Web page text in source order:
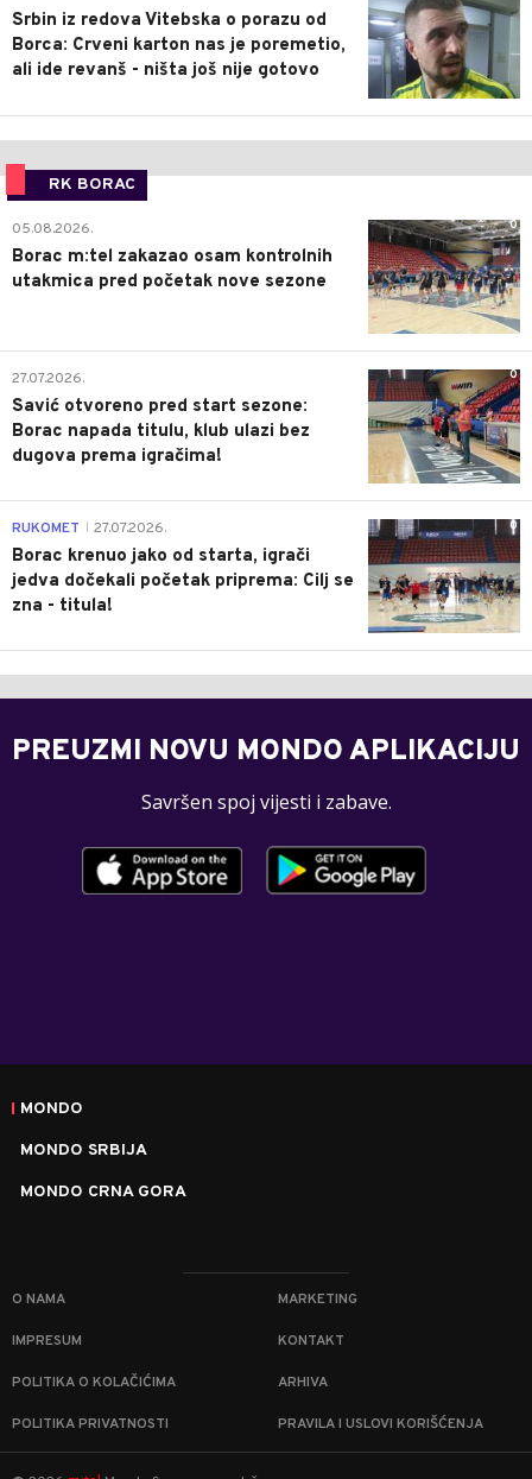
Srbin iz redova Vitebska o porazu od
Borca: Crveni karton nas je poremetio,
ali ide revanš - ništa još nije gotovo
RK BORAC
0
05.08.2026.
Borac m:tel zakazao osam kontrolnih
utakmica pred početak nove sezone
0
27.07.2026.
Savić otvoreno pred start sezone:
Borac napada titulu, klub ulazi bez
dugova prema igračima!
0
RUKOMET 27.07.2026.
Borac krenuo jako od starta, igrači
jedva dočekali početak priprema: Cilj se
zna - titula!
PREUZMI NOVU MONDO APLIKACIJU
Savršen spoj vijesti i zabave.
MONDO
MONDO SRBIJA
MONDO CRNA GORA
O NAMA MARKETING
IMPRESUM KONTAKT
POLITIKA O KOLAČIĆIMA ARHIVA
POLITIKA PRIVATNOSTI PRAVILA I USLOVI KORIŠĆENJA